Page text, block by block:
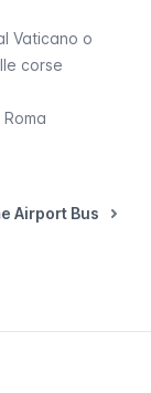
Vaticano o
corse
Airport Bus